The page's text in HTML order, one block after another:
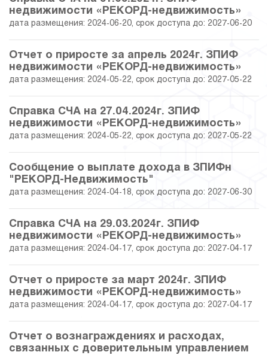
недвижимости «РЕКОРД-недвижимость»
дата размещения: 2024-06-20, срок доступа до: 2027-06-20
Отчет о приросте за апрель 2024г. ЗПИФ
недвижимости «РЕКОРД-недвижимость»
дата размещения: 2024-05-22, срок доступа до: 2027-05-22
Справка СЧА на 27.04.2024г. ЗПИФ
недвижимости «РЕКОРД-недвижимость»
дата размещения: 2024-05-22, срок доступа до: 2027-05-22
Сообщение о выплате дохода в ЗПИФн
"РЕКОРД-Недвижимость"
дата размещения: 2024-04-18, срок доступа до: 2027-06-30
Справка СЧА на 29.03.2024г. ЗПИФ
недвижимости «РЕКОРД-недвижимость»
дата размещения: 2024-04-17, срок доступа до: 2027-04-17
Отчет о приросте за март 2024г. ЗПИФ
недвижимости «РЕКОРД-недвижимость»
дата размещения: 2024-04-17, срок доступа до: 2027-04-17
Отчет о вознаграждениях и расходах,
связанных с доверительным управлением